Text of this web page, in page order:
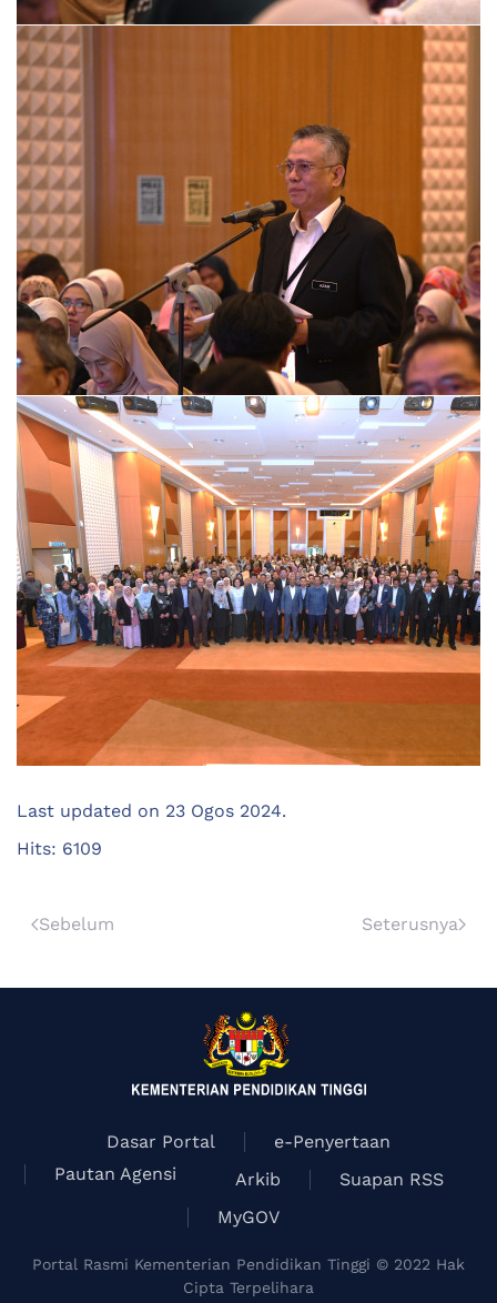
Last updated on 23 Ogos 2024.
Hits: 6109
Sebelum Seterusnya
Dasar Portal
e-Penyertaan
Pautan Agensi
Arkib
Suapan RSS
MyGOV
Portal Rasmi Kementerian Pendidikan Tinggi © 2022 Hak
Cipta Terpelihara